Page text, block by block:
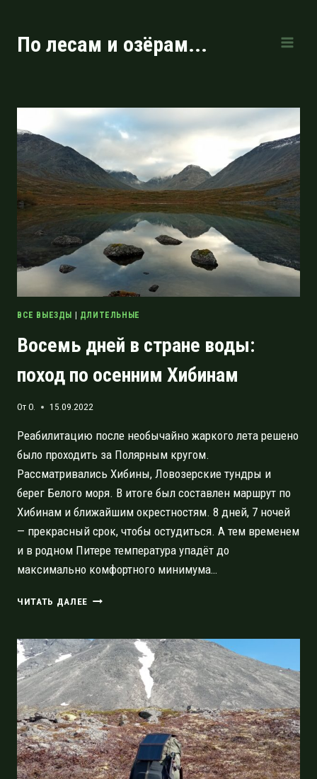
содержимому
По лесам и озёрам...
ВСЕ ВЫЕЗДЫ | ДЛИТЕЛЬНЫЕ
Восемь дней в стране воды:
поход по осенним Хибинам
ОтO. 15.09.2022
Реабилитацию после необычайно жаркого лета решено
было проходить за Полярным кругом.
Рассматривались Хибины, Ловозерские тундры и
берег Белого моря. В итоге был составлен маршрут по
Хибинам и ближайшим окрестностям. 8 дней, 7 ночей
— прекрасный срок, чтобы остудиться. А тем временем
и в родном Питере температура упадёт до
максимально комфортного минимума…
ЧИТАТЬ ДАЛЕЕ ВОСЕМЬ
СТРАНЕ
ВОДЫ:
ПОХОД
ПО
ОСЕННИМ
ХИБИНАМ